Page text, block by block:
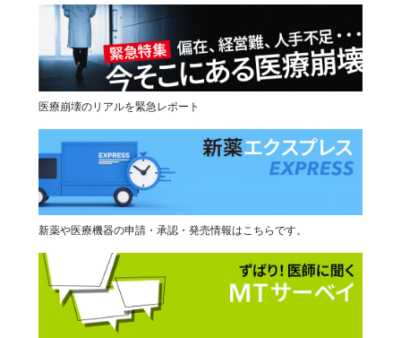
医療崩壊のリアルを緊急レポート
新薬や医療機器の申請・承認・発売情報はこちらです。